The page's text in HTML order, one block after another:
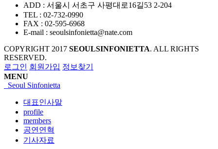
ADD : 서울시 서초구 사평대로16길53 2-204
TEL : 02-732-0990
FAX : 02-595-6968
E-mail : seoulsinfonietta@nate.com
COPYRIGHT 2017 SEOULSINFONIETTA. ALL RIGHTS
RESERVED.
로그인 회원가입 정보찾기
MENU
Seoul Sinfonietta
대표인사말
profile
members
공연연혁
기사자료